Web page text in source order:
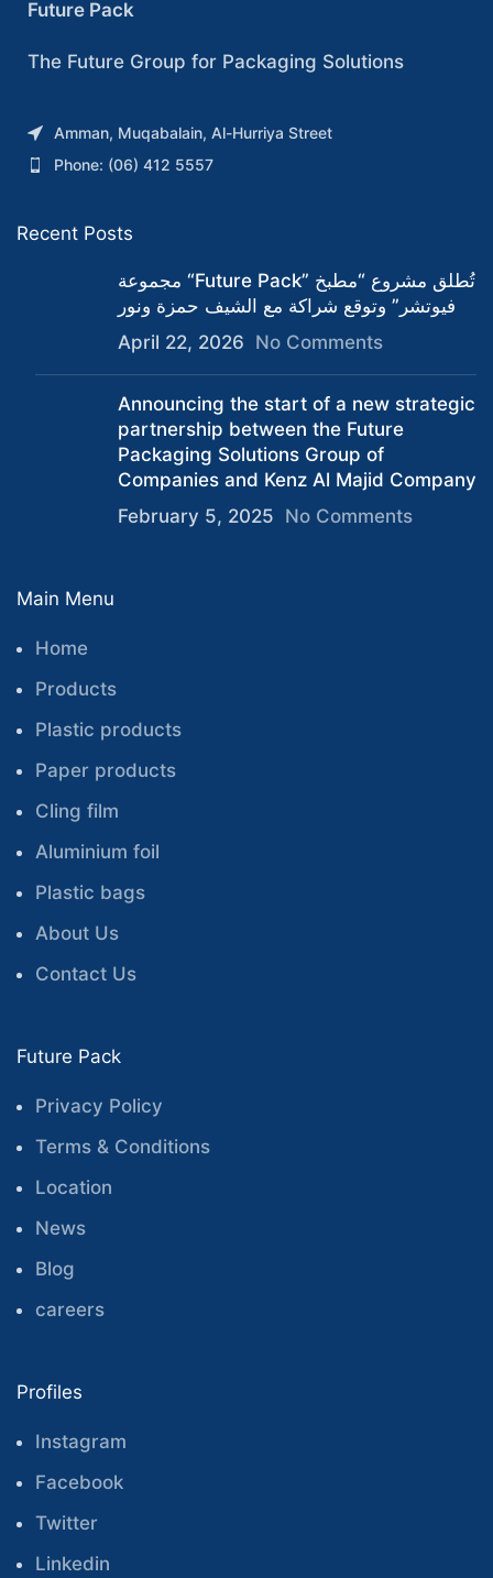
Future Pack
The Future Group for Packaging Solutions
Amman, Muqabalain, Al-Hurriya Street
Phone: (06) 412 5557
Recent Posts
مجموعة “Future Pack” تُطلق مشروع “مطبخ
فيوتشر” وتوقع شراكة مع الشيف حمزة ونور
April 22, 2026 No Comments
Announcing the start of a new strategic
partnership between the Future
Packaging Solutions Group of
Companies and Kenz Al Majid Company
February 5, 2025 No Comments
Main Menu
Home
Products
Plastic products
Paper products
Cling film
Aluminium foil
Plastic bags
About Us
Contact Us
Future Pack
Privacy Policy
Terms & Conditions
Location
News
Blog
careers
Profiles
Instagram
Facebook
Twitter
Linkedin